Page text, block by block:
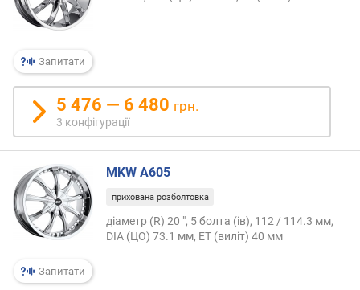
Запитати
5 476 — 6 480 грн.
3 конфігурації
Запитати
MKW A605
прихована розболтовка
діаметр (R) 20 ", 5 болта (ів), 112 / 114.3 мм,
DIA (ЦО) 73.1 мм, ET (виліт) 40 мм